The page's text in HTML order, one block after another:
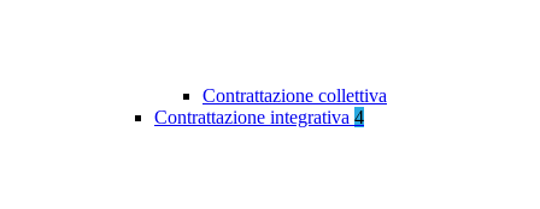
Contrattazione collettiva
Contrattazione integrativa 4